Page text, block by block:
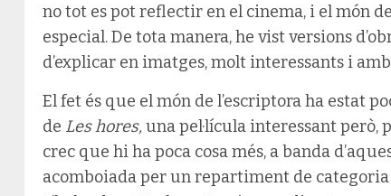
no tot es pot reflectir en el cinema, i el món
especial. De tota manera, he vist versions
d’explicar en imatges, molt interessants i
El fet és que el món de l’escriptora ha estat
de Les hores,una pel·lícula interessant però,
crec que hi ha poca cosa més, a banda
acomboiada per un repartiment de